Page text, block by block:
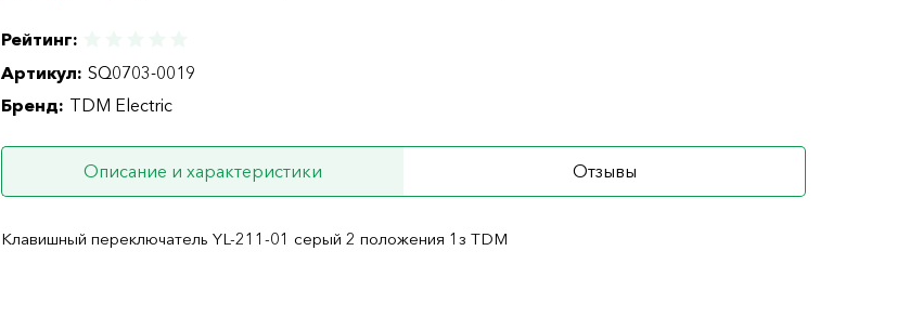
Рейтинг:
Артикул: SQ0703-0019
Бренд: TDM Electric
Описание и характеристики Отзывы
Клавишный переключатель YL-211-01 серый 2 положения 1з TDM